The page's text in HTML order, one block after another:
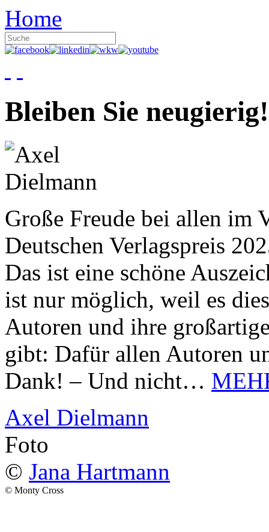
Home
Bleiben Sie neugierig!
Große Freude bei allen im
Deutschen Verlagspreis
Das ist eine schöne
ist nur möglich, weil es
Autoren und ihre
gibt: Dafür allen Autoren
Dank! – Und nicht…
Axel Dielmann
Foto
© Jana Hartmann
© Monty Cross